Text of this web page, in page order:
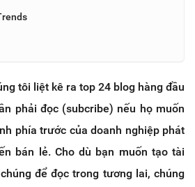
tôi liệt kê ra top 24 blog hàng đầu
phải đọc (subcribe) nếu họ muốn
phía trước của doanh nghiệp phát
bán lẻ. Cho dù bạn muốn tạo tài
để đọc trong tương lai, chúng